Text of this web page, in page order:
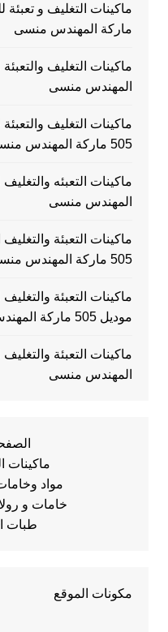
ماركة المهندس منسى
المهندس منسى
ماكينات التغليف
505 ماركة المهندس منسى
المهندس منسى
ماكينات التعبئة
505 ماركة المهندس منسى
ماكينات التعبئة
موديل 505 ماركة المهندس منسى
المهندس منسى
ماكينات
مواد
خامات و
طبات
مكونات الموقع